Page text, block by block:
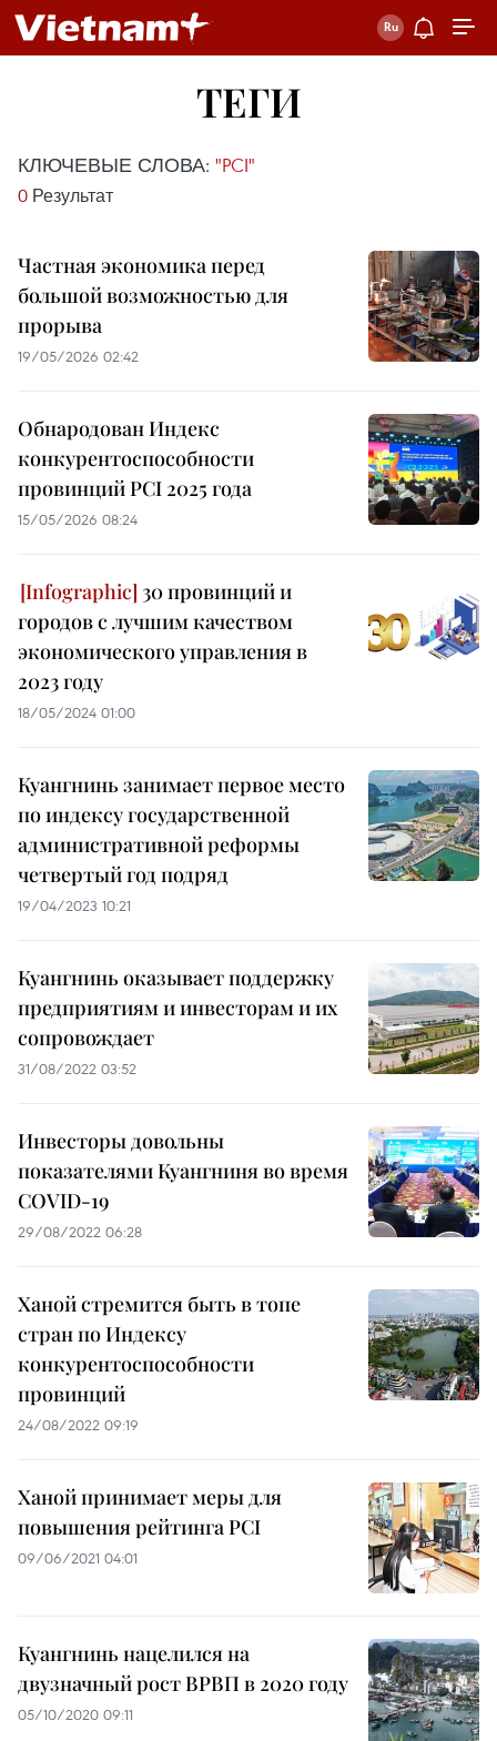
ТЕГИ
КЛЮЧЕВЫЕ СЛОВА: "PCI"
0 Результат
Частная экономика перед
большой возможностью для
прорыва
19/05/2026 02:42
Обнародован Индекс
конкурентоспособности
провинций PCI 2025 года
15/05/2026 08:24
30 провинций и
городов с лучшим качеством
экономического управления в
2023 году
18/05/2024 01:00
Куангнинь занимает первое место
по индексу государственной
административной реформы
четвертый год подряд
19/04/2023 10:21
Куангнинь оказывает поддержку
предприятиям и инвесторам и их
сопровождает
31/08/2022 03:52
Инвесторы довольны
показателями Куангниня во время
COVID-19
29/08/2022 06:28
Ханой стремится быть в топе
стран по Индексу
конкурентоспособности
провинций
24/08/2022 09:19
Ханой принимает меры для
повышения рейтинга PCI
09/06/2021 04:01
Куангнинь нацелился на
двузначный рост ВРВП в 2020 году
05/10/2020 09:11